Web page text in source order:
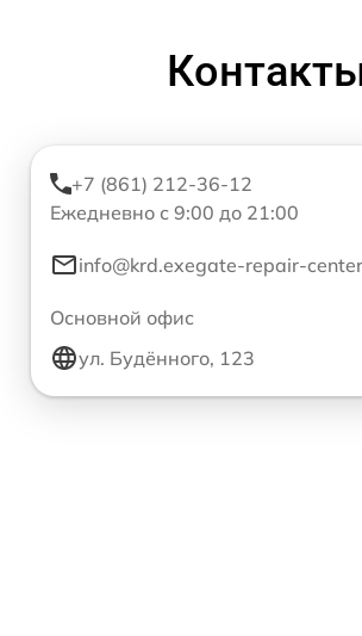
+7 (861) 212-36-12
Ежедневно с 9:00 до 21:00
info@krd.exegate-repair-
Основной офис
ул. Будённого, 123